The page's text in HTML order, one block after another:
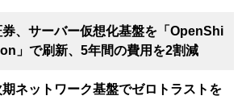
、サーバー仮想化基盤を「OpenShi
」で刷新、5年間の費用を2割減
ネットワーク基盤でゼロトラストを